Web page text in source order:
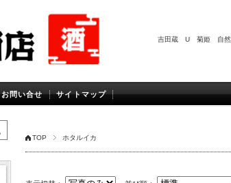
吉田蔵 U 菊姫 自
お問い合せ サイトマップ
TOP ホタルイカ